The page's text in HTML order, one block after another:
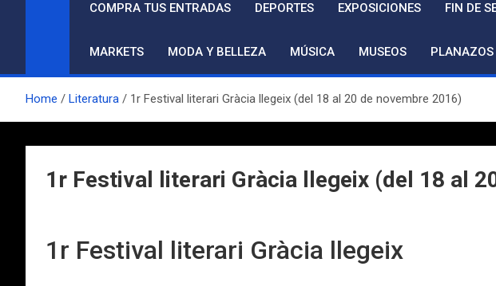
COMPRA TUS ENTRADAS DEPORTES EXPOSICIONES FIN DE
MARKETS MODA Y BELLEZA MÚSICA MUSEOS PLANAZOS
Home Literatura 1r Festival literari Gràcia llegeix (del 18 al 20 de novembre 2016)
1r Festival literari Gràcia llegeix (del 18 al
1r Festival literari Gràcia llegeix